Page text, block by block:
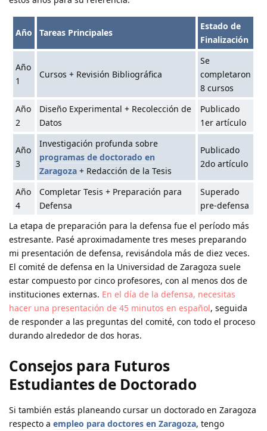
Año Tareas Principales
Estado de
Finalización
Año
1
Cursos + Revisión Bibliográfica
Se
completaron
8 cursos
Año
2
Diseño Experimental + Recolección de
Datos
Publicado
1er artículo
Año
3
Investigación profunda sobre
programas de doctorado en
Zaragoza + Redacción de la Tesis
Publicado
2do artículo
Año
4
Completar Tesis + Preparación para
Defensa
Superado
pre-defensa
La etapa de preparación para la defensa fue el período más
estresante. Pasé aproximadamente tres meses preparando
mi presentación de defensa, revisándola más de diez veces.
El comité de defensa en la Universidad de Zaragoza suele
estar compuesto por cinco profesores, con al menos dos de
instituciones externas. En el día de la defensa, necesitas
hacer una presentación de 45 minutos en español, seguida
de responder a las preguntas del comité, con todo el proceso
durando alrededor de dos horas.
Consejos para Futuros
Estudiantes de Doctorado
Si también estás planeando cursar un doctorado en Zaragoza
respecto a empleo para doctores en Zaragoza, tengo